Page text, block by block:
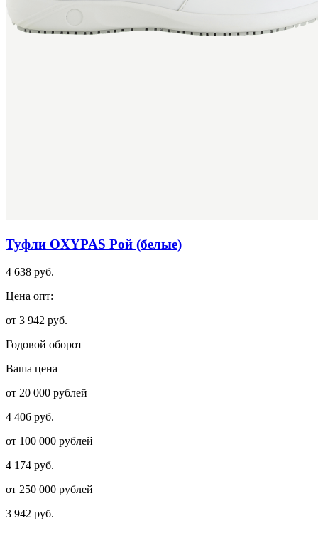
Туфли OXYPAS Рой (белые)
4 638 руб.
Цена опт:
от 3 942 руб.
Годовой оборот
Ваша цена
от 20 000 рублей
4 406 руб.
от 100 000 рублей
4 174 руб.
от 250 000 рублей
3 942 руб.